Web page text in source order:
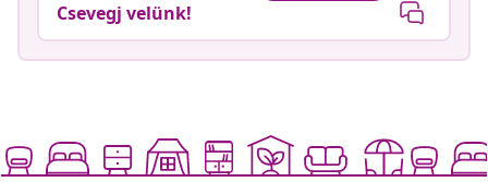
Csevegj velünk!